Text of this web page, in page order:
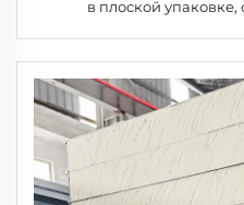
в плоской
использования в
наружной виллы,